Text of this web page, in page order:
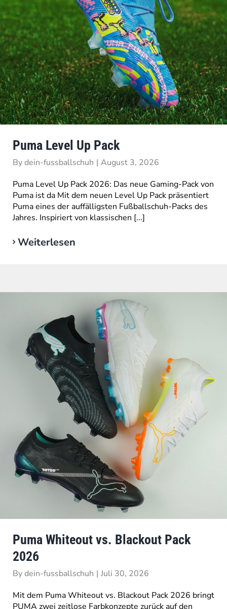
Puma Level Up Pack
Bydein-fussballschuh | August 3, 2026
Puma Level Up Pack 2026: Das neue Gaming-Pack von
Puma ist da Mit dem neuen Level Up Pack präsentiert
Puma eines der auffälligsten Fußballschuh-Packs des
Jahres. Inspiriert von klassischen [...]
Weiterlesen
Puma Whiteout vs. Blackout Pack
2026
Bydein-fussballschuh | Juli 30, 2026
Mit dem Puma Whiteout vs. Blackout Pack 2026 bringt
PUMA zwei zeitlose Farbkonzepte zurück auf den